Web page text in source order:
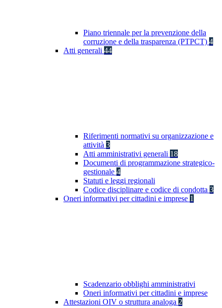
Piano triennale per la prevenzione della
corruzione e della trasparenza (PTPCT) 4
Atti generali 44
Riferimenti normativi su organizzazione e
attività 3
Atti amministrativi generali 18
Documenti di programmazione strategico-
gestionale 4
Statuti e leggi regionali
Codice disciplinare e codice di condotta 3
Oneri informativi per cittadini e imprese 1
Scadenzario obblighi amministrativi
Oneri informativi per cittadini e imprese
Attestazioni OIV o struttura analoga 2